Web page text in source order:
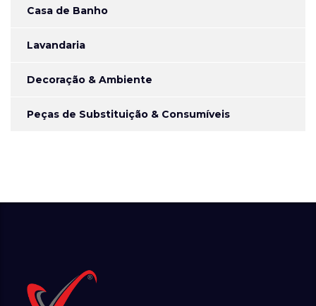
Casa de Banho
Lavandaria
Decoração & Ambiente
Peças de Substituição & Consumíveis